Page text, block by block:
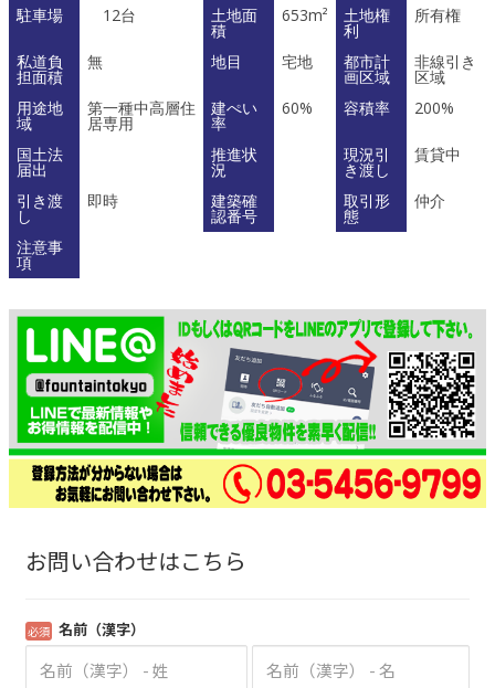
駐車場 12台 土地面
積
653m² 土地権
利
所有権
私道負
担面積
無 地目 宅地 都市計
画区域
非線引き
区域
用途地
域
第一種中高層住
居専用
建ぺい
率
60% 容積率 200%
国土法
届出
推進状
況
現況引
き渡し
賃貸中
引き渡
し
即時 建築確
認番号
取引形
態
仲介
注意事
項